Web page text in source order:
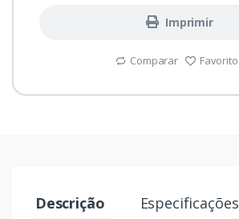
Imprimir
Comparar Favorito
Descrição Especificações